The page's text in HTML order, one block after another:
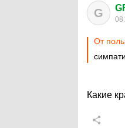
G
От
Какие